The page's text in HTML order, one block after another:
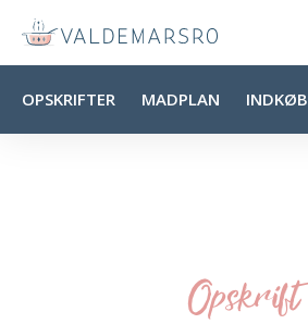
OPSKRIFTER MADPLAN
Opskrift